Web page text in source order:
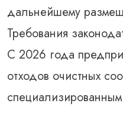
дальнейшему
Требования
С 2026 года
отходов очистных